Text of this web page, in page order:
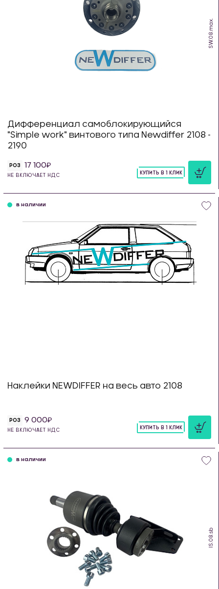
SW.08.max.
Дифференциал самоблокирующийся
"Simple work" винтового типа Newdiffer 2108 -
2190
РОЗ 17 100
НЕ ВКЛЮЧАЕТ НДС
КУПИТЬ В 1 КЛИК
в наличии
Наклейки NEWDIFFER на весь авто 2108
РОЗ 9 000
НЕ ВКЛЮЧАЕТ НДС
КУПИТЬ В 1 КЛИК
IS.08.sb
в наличии